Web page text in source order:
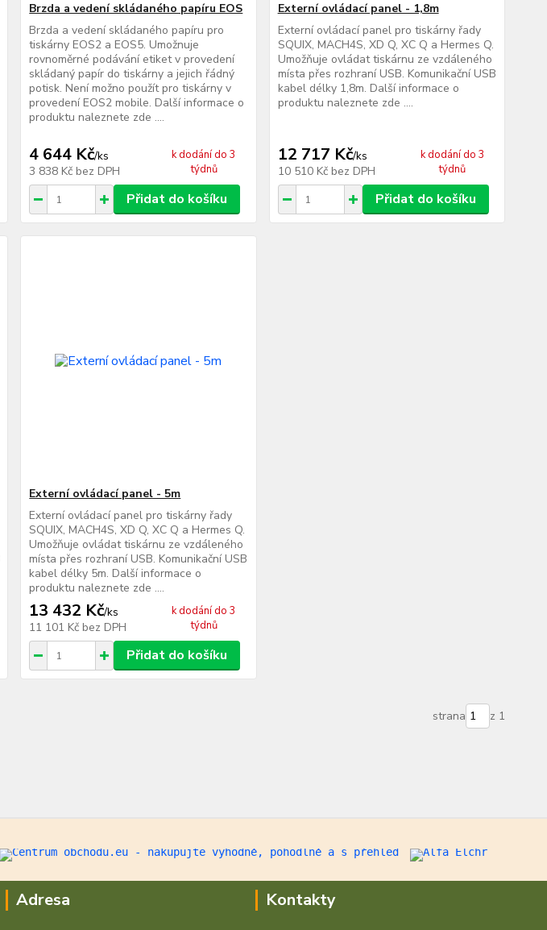
Brzda a vedení skládaného papíru EOS
Brzda a vedení skládaného papíru pro
tiskárny EOS2 a EOS5. Umožnuje
rovnoměrné podávání etiket v provedení
skládaný papír do tiskárny a jejich řádný
potisk. Není možno použít pro tiskárny v
provedení EOS2 mobile. Další informace o
produktu naleznete zde ....
4 644 Kč/ks
3 838 Kč bez DPH
k dodání do 3
týdnů
Přidat do košíku
Externí ovládací panel - 1,8m
Externí ovládací panel pro tiskárny řady
SQUIX, MACH4S, XD Q, XC Q a Hermes Q.
Umožňuje ovládat tiskárnu ze vzdáleného
místa přes rozhraní USB. Komunikační USB
kabel délky 1,8m. Další informace o
produktu naleznete zde ....
12 717 Kč/ks
10 510 Kč bez DPH
k dodání do 3
týdnů
Přidat do košíku
Externí ovládací panel - 5m
Externí ovládací panel pro tiskárny řady
SQUIX, MACH4S, XD Q, XC Q a Hermes Q.
Umožňuje ovládat tiskárnu ze vzdáleného
místa přes rozhraní USB. Komunikační USB
kabel délky 5m. Další informace o
produktu naleznete zde ....
13 432 Kč/ks
11 101 Kč bez DPH
k dodání do 3
týdnů
Přidat do košíku
strana z 1
Adresa Kontakty